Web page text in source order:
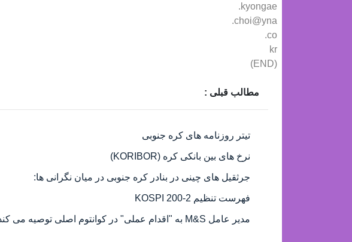
kyongae.
choi@yna.
co.
kr
(END)
مطالب قبلی :
تیتر روزنامه های کره جنوبی
نرخ های بین بانکی کره (KORIBOR)
جرثقیل های چینی در بنادر کره جنوبی در میان نگرانی ها:
فهرست تنظیم KOSPI 200-2
مدیر عامل M&S به "اقدام عملی" در کوانتوم اصلی توصیه می کند